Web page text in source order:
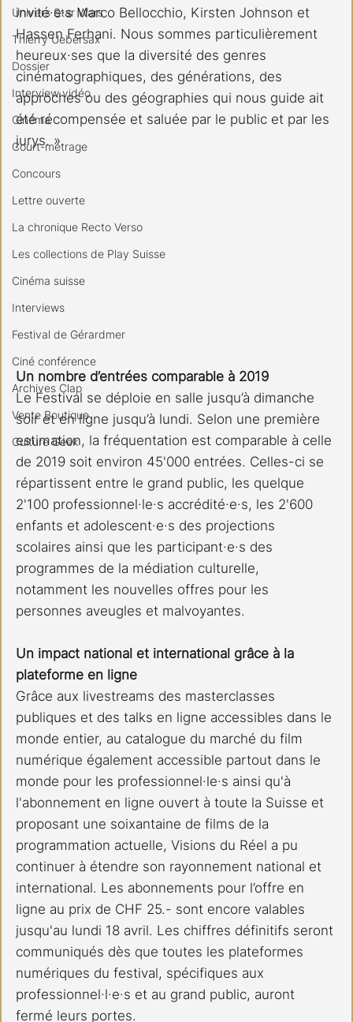
Univers Star Wars
Thierry Uebersax
Dossier
Interview vidéo
Cinéma
Court-métrage
Concours
Lettre ouverte
La chronique Recto Verso
Les collections de Play Suisse
Cinéma suisse
Interviews
Festival de Gérardmer
Ciné conférence
Archives Clap
Vente Boutique
Culture Geek
invité·e·s Marco Bellocchio, Kirsten Johnson et
Hassen Ferhani. Nous sommes particulièrement
heureux·ses que la diversité des genres
cinématographiques, des générations, des
approches ou des géographies qui nous guide ait
été récompensée et saluée par le public et par les
jurys. »
Un nombre d’entrées comparable à 2019
Le Festival se déploie en salle jusqu’à dimanche
soir et en ligne jusqu’à lundi. Selon une première
estimation, la fréquentation est comparable à celle
de 2019 soit environ 45'000 entrées. Celles-ci se
répartissent entre le grand public, les quelque
2'100 professionnel·le·s accrédité·e·s, les 2'600
enfants et adolescent·e·s des projections
scolaires ainsi que les participant·e·s des
programmes de la médiation culturelle,
notamment les nouvelles offres pour les
personnes aveugles et malvoyantes.
Un impact national et international grâce à la
plateforme en ligne
Grâce aux livestreams des masterclasses
publiques et des talks en ligne accessibles dans le
monde entier, au catalogue du marché du film
numérique également accessible partout dans le
monde pour les professionnel·le·s ainsi qu'à
l'abonnement en ligne ouvert à toute la Suisse et
proposant une soixantaine de films de la
programmation actuelle, Visions du Réel a pu
continuer à étendre son rayonnement national et
international. Les abonnements pour l’offre en
ligne au prix de CHF 25.- sont encore valables
jusqu'au lundi 18 avril. Les chiffres définitifs seront
communiqués dès que toutes les plateformes
numériques du festival, spécifiques aux
professionnel·l·e·s et au grand public, auront
fermé leurs portes.